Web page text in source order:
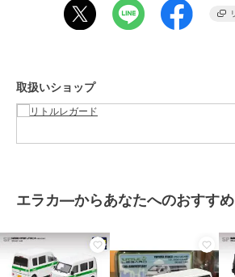
取扱いショップ
エラカ―からあなたへのおすすめ